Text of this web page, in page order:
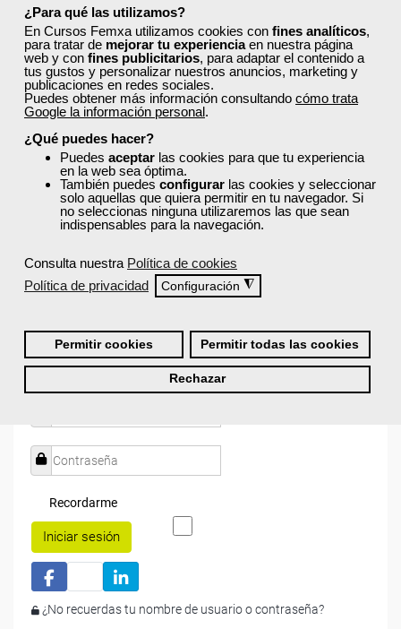
¿Para qué las utilizamos?
En Cursos Femxa utilizamos cookies con fines analíticos,
para tratar de mejorar tu experienciaen nuestra página
web y con fines publicitarios, para adaptar el contenido a
tus gustos y personalizar nuestros anuncios, marketing y
publicaciones en redes sociales.
Puedes obtener más información consultando cómo trata
Google la información personal.
¿Qué puedes hacer?
Puedes aceptar las cookies para que tu experiencia
en la web sea óptima.
También puedes configurar las cookies y seleccionar
solo aquellas que quiera permitir en tu navegador. Si
no seleccionas ninguna utilizaremos las que sean
indispensables para la navegación.
Consulta nuestra Política de cookies
Política de privacidad
Configuración ◮
Permitir cookies Permitir todas las cookies
Rechazar
¿Qué ofrece Femxa al alumno una vez
finaliza su formación?
¿Recibiré un certificado al finalizar un curso
gratuito?
¡Únete a la Comunidad Femxa!
Actualmenteeste curso está cerradoy no hay plazas
estás registrado, inicia sesión a continuación y filtra tu
búsqueda para encontrar los cursos que se ajusten a tu
perfil.
Recordarme
Iniciar sesión
¿No recuerdas tu nombre de usuario o contraseña?